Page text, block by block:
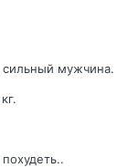
сильный мужчина.